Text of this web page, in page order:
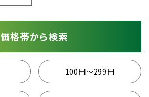
価格帯から検索
100円〜299円